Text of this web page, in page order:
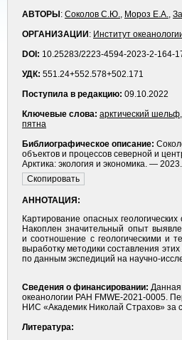
АВТОРЫ : Соколов С.Ю., Мороз Е.А.,
ОРГАНИЗАЦИИ : Институт
DOI: 10.25283/2223-4594-2023-2-164-
УДК: 551.24+552.578+502.171
Поступила в редакцию: 09.10.2022
Ключевые слова: арктический шельф,
пятна
Библиографическое описание:
объектов и процессов северной и
Арктика: экология и экономика. —
АННОТАЦИЯ:
Картирование опасных
Накоплен значительный опыт
и соотношение с геологическими и
выработку методики составления
по данным экспедиций на научно-
Сведения о финансировании: Данная
океанологии РАН FMWE-2021-0005.
НИС «Академик Николай Страхов» за
Литература: